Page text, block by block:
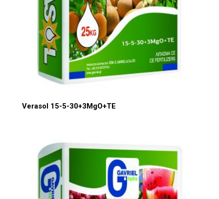
Verasol 15-5-30+3MgO+TE